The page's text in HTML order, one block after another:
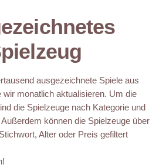
ausgezeichnete Spiele aus
wir monatlich aktualisieren. Um die
die Spielzeuge nach Kategorie und
können die Spielzeuge über
Alter oder Preis gefiltert